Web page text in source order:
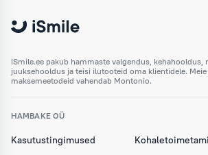
iSmile.ee pakub hammaste valgendus, kehahooldus,
juuksehooldus ja teisi ilutooteid oma klientidele. Meie
maksemeetodeid vahendab Montonio.
HAMBAKE OÜ
Kasutustingimused